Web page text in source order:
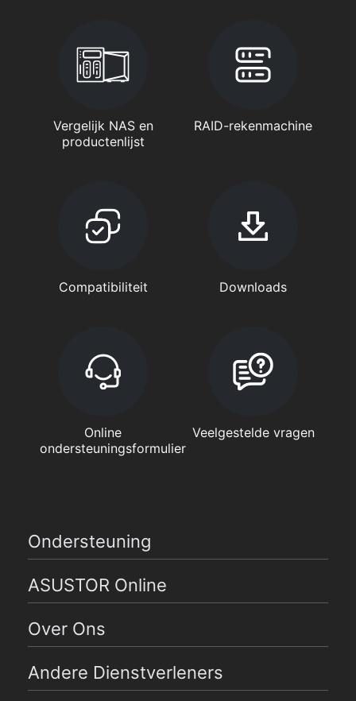
Vergelijk NAS en
productenlijst
RAID-rekenmachine
Compatibiliteit Downloads
Online
ondersteuningsformulier
Veelgestelde vragen
Ondersteuning
ASUSTOR Online
Over Ons
Andere Dienstverleners